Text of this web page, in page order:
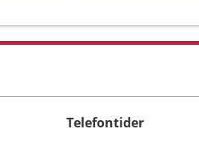
Telefontider